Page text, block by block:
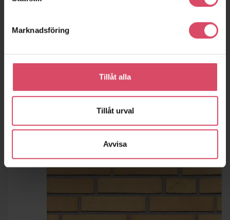
Marknadsföring
Tillåt alla
Tillåt urval
Avvisa